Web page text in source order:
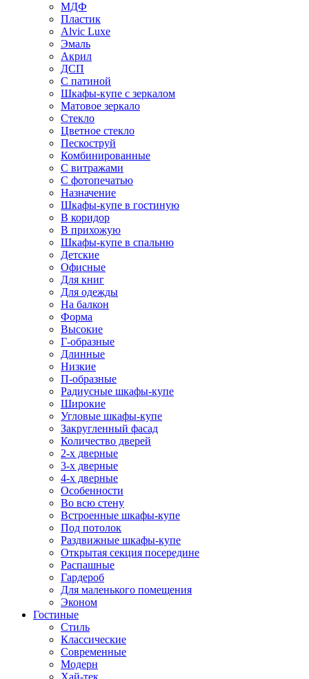
МДФ
Пластик
Alvic Luxe
Эмаль
Акрил
ДСП
С патиной
Шкафы-купе с зеркалом
Матовое зеркало
Стекло
Цветное стекло
Пескоструй
Комбинированные
С витражами
С фотопечатью
Назначение
Шкафы-купе в гостиную
В коридор
В прихожую
Шкафы-купе в спальню
Детские
Офисные
Для книг
Для одежды
На балкон
Форма
Высокие
Г-образные
Длинные
Низкие
П-образные
Радиусные шкафы-купе
Широкие
Угловые шкафы-купе
Закругленный фасад
Количество дверей
2-х дверные
3-х дверные
4-х дверные
Особенности
Во всю стену
Встроенные шкафы-купе
Под потолок
Раздвижные шкафы-купе
Открытая секция посередине
Распашные
Гардероб
Для маленького помещения
Эконом
Гостиные
Стиль
Классические
Современные
Модерн
Хай-тек